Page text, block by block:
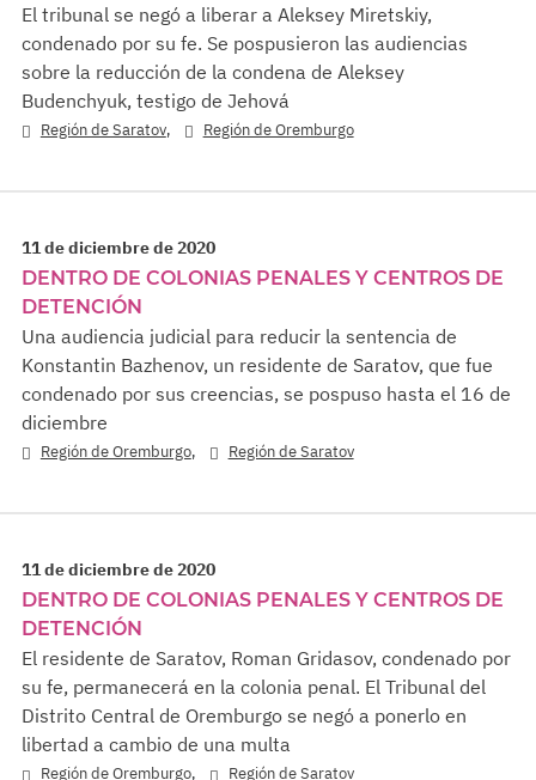
El tribunal se negó a liberar a Aleksey Miretskiy,
condenado por su fe. Se pospusieron las audiencias
sobre la reducción de la condena de Aleksey
Budenchyuk, testigo de Jehová
Región de Saratov, Región de Oremburgo
11 de diciembre de 2020
DENTRO DE COLONIAS PENALES Y CENTROS DE
DETENCIÓN
Una audiencia judicial para reducir la sentencia de
Konstantin Bazhenov, un residente de Saratov, que fue
condenado por sus creencias, se pospuso hasta el 16 de
diciembre
Región de Oremburgo, Región de Saratov
11 de diciembre de 2020
DENTRO DE COLONIAS PENALES Y CENTROS DE
DETENCIÓN
El residente de Saratov, Roman Gridasov, condenado por
su fe, permanecerá en la colonia penal. El Tribunal del
Distrito Central de Oremburgo se negó a ponerlo en
libertad a cambio de una multa
Región de Oremburgo, Región de Saratov